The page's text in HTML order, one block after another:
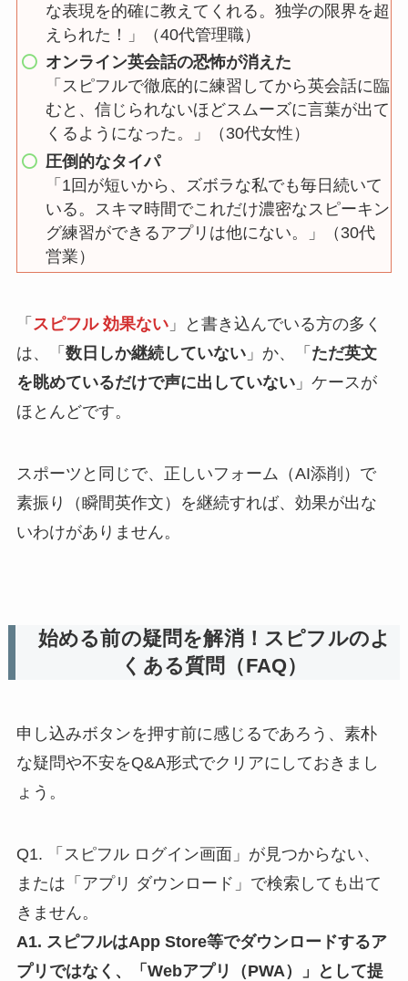
な表現を的確に教えてくれる。独学の限界を超
えられた！」（40代管理職）
オンライン英会話の恐怖が消えた
「スピフルで徹底的に練習してから英会話に臨
むと、信じられないほどスムーズに言葉が出て
くるようになった。」（30代女性）
圧倒的なタイパ
「1回が短いから、ズボラな私でも毎日続いて
いる。スキマ時間でこれだけ濃密なスピーキン
グ練習ができるアプリは他にない。」（30代
営業）
「 スピフル 効果ない」と書き込んでいる方の多く
は、「 数日しか継続していない」か、「 ただ英文
を眺めているだけで声に出していない」ケースが
ほとんどです。
スポーツと同じで、正しいフォーム（AI添削）で
素振り（瞬間英作文）を継続すれば、効果が出な
いわけがありません。
始める前の疑問を解消！スピフルのよ
くある質問（FAQ）
申し込みボタンを押す前に感じるであろう、素朴
な疑問や不安をQ&A形式でクリアにしておきまし
ょう。
Q1. 「スピフル ログイン画面」が見つからない、
または「アプリ ダウンロード」で検索しても出て
きません。
A1. スピフルはApp Store等でダウンロードするア
プリではなく、「Webアプリ（PWA）」として提